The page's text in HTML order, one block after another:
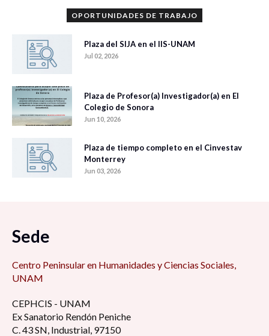
OPORTUNIDADES DE TRABAJO
Plaza del SIJA en el IIS-UNAM
Jul 02, 2026
Plaza de Profesor(a) Investigador(a) en El
Colegio de Sonora
Jun 10, 2026
Plaza de tiempo completo en el Cinvestav
Monterrey
Jun 03, 2026
Sede
Centro Peninsular en Humanidades y Ciencias Sociales,
UNAM
CEPHCIS - UNAM
Ex Sanatorio Rendón Peniche
C. 43 SN, Industrial, 97150